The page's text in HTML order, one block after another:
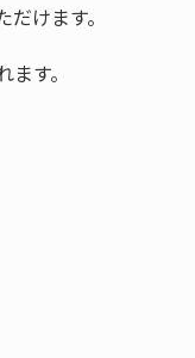
けます。
す。